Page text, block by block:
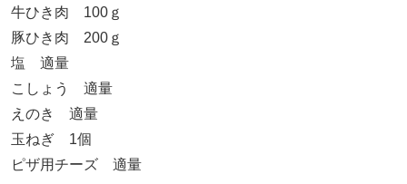
牛ひき肉 100ｇ
豚ひき肉 200ｇ
塩 適量
こしょう 適量
えのき 適量
玉ねぎ 1個
ピザ用チーズ 適量